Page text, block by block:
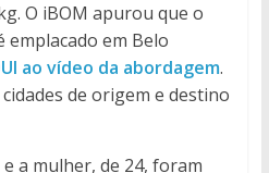
O iBOM apurou que o
emplacado em Belo
ao vídeo da abordagem.
de origem e destino
a mulher, de 24, foram